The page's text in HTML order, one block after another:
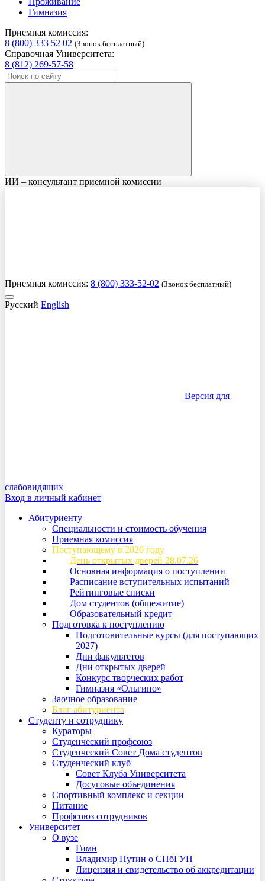
Гимназия
Приемная комиссия:
8 (800) 333 52 02 (Звонок бесплатный)
Справочная Университета:
8 (812) 269-57-58
ИИ – консультант приемной комиссии
Приемная комиссия: 8 (800) 333-52-02 (Звонок бесплатный)
Русский English
Версия для
слабовидящих
Вход в личный кабинет
Абитуриенту
Специальности и стоимость обучения
Приемная комиссия
Поступающему в 2026 году
День открытых дверей 28.07.26
Основная информация о поступлении
Расписание вступительных испытаний
Рейтинговые списки
Дом студентов (общежитие)
Образовательный кредит
Подготовка к поступлению
Подготовительные курсы (для поступающих
2027)
Дни факультетов
Дни открытых дверей
Конкурс творческих работ
Гимназия «Ольгино»
Заочное образование
Блог абитуриента
Студенту и сотруднику
Кураторы
Студенческий профсоюз
Студенческий Совет Дома студентов
Студенческий клуб
Совет Клуба Университета
Досуговые объединения
Спортивный комплекс и секции
Питание
Профсоюз сотрудников
Университет
О вузе
Гимн
Владимир Путин о СПбГУП
Лицензия и свидетельство об аккредитации